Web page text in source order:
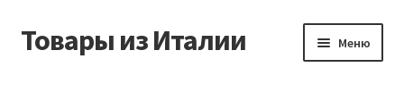
Перейти
Перейти
Товары из Италии Меню